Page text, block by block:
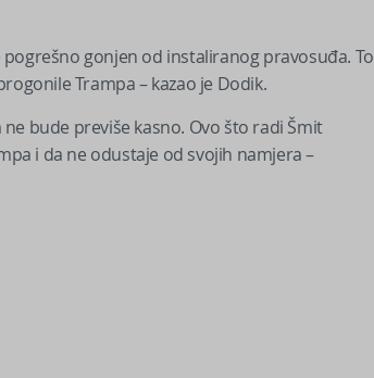
gonjen od instaliranog pravosuđa. To
Trampa – kazao je Dodik.
bude previše kasno. Ovo što radi Šmit
i da ne odustaje od svojih namjera –